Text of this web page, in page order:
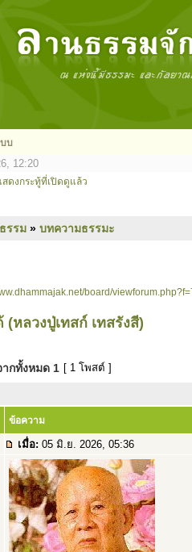
บบ
12:20
สดงกระทู้ที่เปิดดูแล้ว
รรม » บทความธรรมะ
board/
หลวงปู่เทสก์ เทสรังสี)
ากทั้งหมด 1 [ 1 โพสต์ ]
ข้อความ
เมื่อ: 05 มิ.ย. 2026, 05:36